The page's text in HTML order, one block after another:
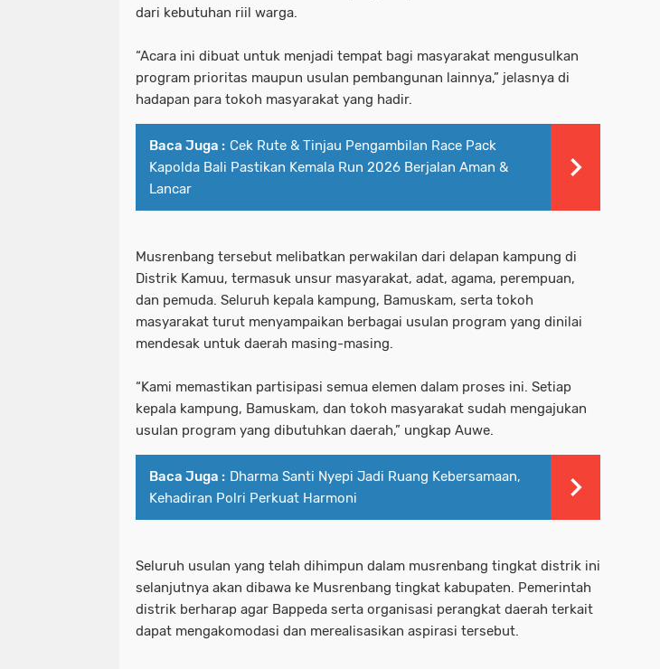
dari kebutuhan riil warga.
“Acara ini dibuat untuk menjadi tempat bagi masyarakat mengusulkan
program prioritas maupun usulan pembangunan lainnya,” jelasnya di
hadapan para tokoh masyarakat yang hadir.
Baca Juga : Cek Rute & Tinjau Pengambilan Race Pack
Kapolda Bali Pastikan Kemala Run 2026 Berjalan Aman &
Lancar
Musrenbang tersebut melibatkan perwakilan dari delapan kampung di
Distrik Kamuu, termasuk unsur masyarakat, adat, agama, perempuan,
dan pemuda. Seluruh kepala kampung, Bamuskam, serta tokoh
masyarakat turut menyampaikan berbagai usulan program yang dinilai
mendesak untuk daerah masing-masing.
“Kami memastikan partisipasi semua elemen dalam proses ini. Setiap
kepala kampung, Bamuskam, dan tokoh masyarakat sudah mengajukan
usulan program yang dibutuhkan daerah,” ungkap Auwe.
Baca Juga : Dharma Santi Nyepi Jadi Ruang Kebersamaan,
Kehadiran Polri Perkuat Harmoni
Seluruh usulan yang telah dihimpun dalam musrenbang tingkat distrik ini
selanjutnya akan dibawa ke Musrenbang tingkat kabupaten. Pemerintah
distrik berharap agar Bappeda serta organisasi perangkat daerah terkait
dapat mengakomodasi dan merealisasikan aspirasi tersebut.